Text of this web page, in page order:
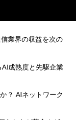
業界の収益を次の
AI成熟度と先駆企業
？ AIネットワーク